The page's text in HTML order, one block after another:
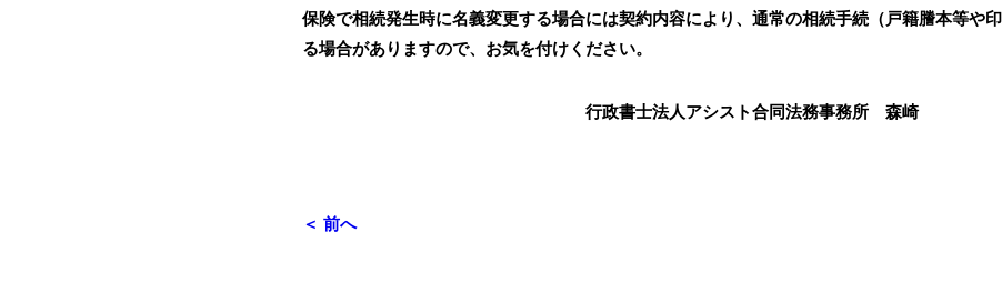
保険で相続発生時に名義変更する場合には契約内容により、通常の相続手続（戸籍謄本等や
る場合がありますので、お気を付けください。
行政書士法人アシスト合同法務事務所 森崎
＜ 前へ